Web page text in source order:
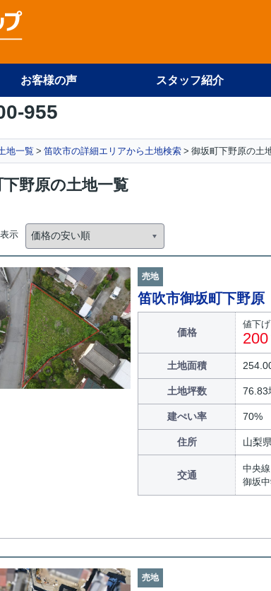
お客様の声 スタッフ紹介
955
地一覧 笛吹市の詳細エリアから土地検索 御坂町下野原の土
野原の土地一覧
示
売地
笛吹市御坂町下野
価格
値下
200
土地面積
土地坪数 76.83
建ぺい率 70%
住所 山梨
交通
中央
御坂
売地